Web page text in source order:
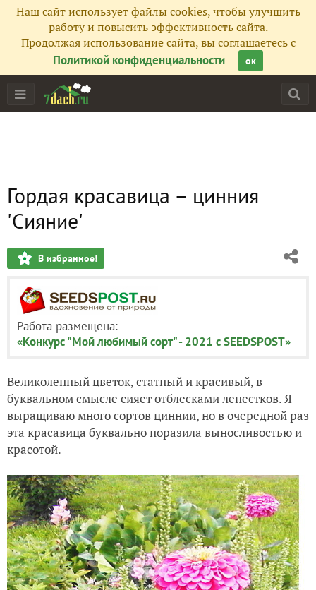
Наш сайт использует файлы cookies, чтобы улучшить
работу и повысить эффективность сайта.
Продолжая использование сайта, вы соглашаетесь с
Политикой конфиденциальности
ок
Гордая красавица – цинния
'Сияние'
В избранное!
Работа размещена:
«Конкурс "Мой любимый сорт" - 2021 с SEEDSPOST»
Великолепный цветок, статный и красивый, в
буквальном смысле сияет отблесками лепестков. Я
выращиваю много сортов циннии, но в очередной раз
эта красавица буквально поразила выносливостью и
красотой.